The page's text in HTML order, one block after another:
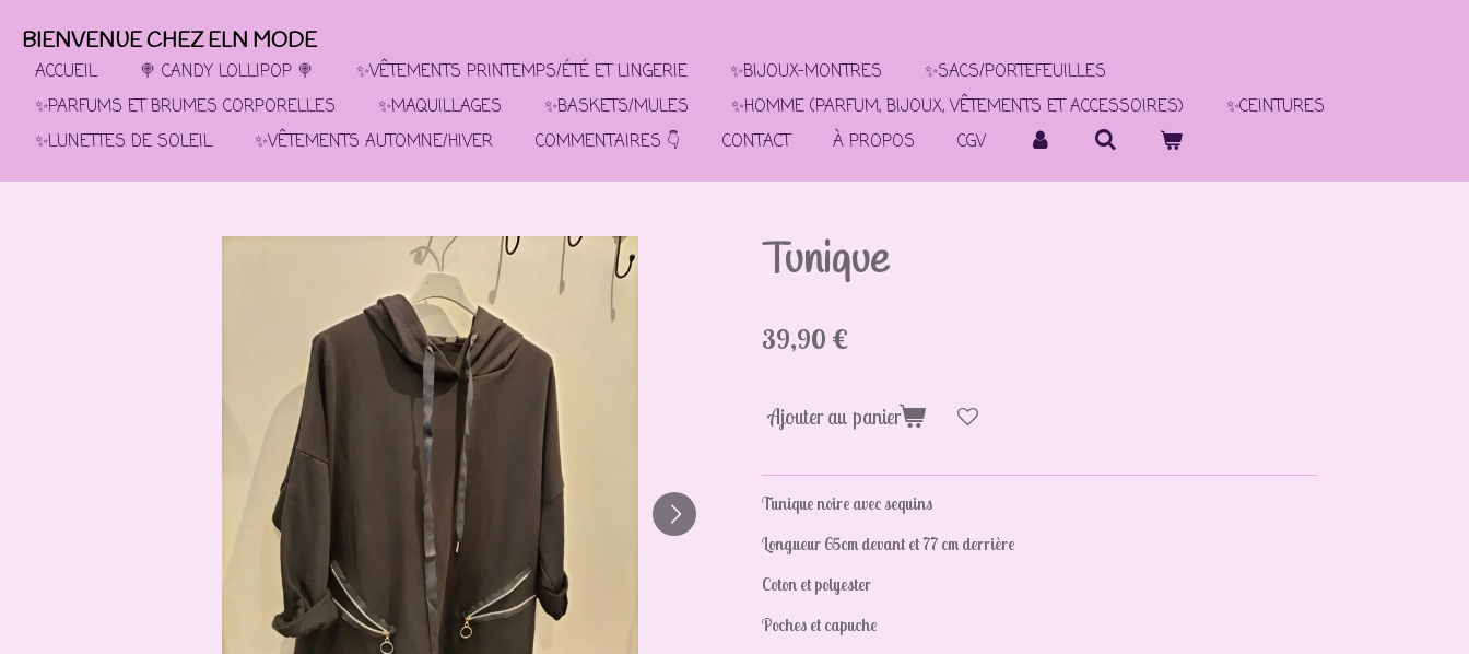
au
contenu
principal
BIENVENUE CHEZ ELN MODE
ACCUEIL 🍭 CANDY LOLLIPOP 🍭 ✨VÊTEMENTS PRINTEMPS/ÉTÉ ET LINGERIE ✨BIJOUX-MONTRES
✨SACS/PORTEFEUILLES
✨PARFUMS ET BRUMES CORPORELLES
✨MAQUILLAGES ✨BASKETS/MULES ✨HOMME (PARFUM, BIJOUX, VÊTEMENTS ET ACCESSOIRES)
✨CEINTURES
✨LUNETTES DE SOLEIL
✨VÊTEMENTS AUTOMNE/HIVER COMMENTAIRES 👇 CONTACT À PROPOS CGV
Tunique
39,90 €
Ajouter au panier
Tunique noire avec sequins
Longueur 65cm devant et 77 cm derrière
Coton et polyester
Poches et capuche